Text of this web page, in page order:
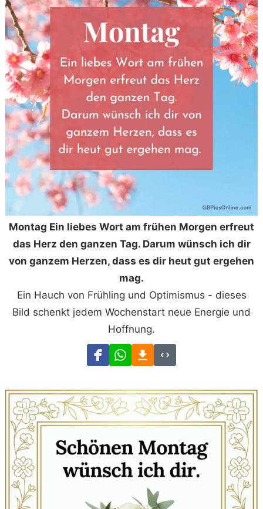
Montag Ein liebes Wort am frühen Morgen erfreut
das Herz den ganzen Tag. Darum wünsch ich dir
von ganzem Herzen, dass es dir heut gut ergehen
mag.
Ein Hauch von Frühling und Optimismus - dieses
Bild schenkt jedem Wochenstart neue Energie und
Hoffnung.